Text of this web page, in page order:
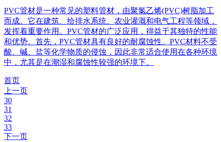
PVC管材是一种常见的塑料管材，由聚氯乙烯(PVC)树脂加工
而成。它在建筑、给排水系统、农业灌溉和电气工程等领域，
发挥着重要作用。PVC管材的广泛应用，得益于其独特的性能
和优势。首先，PVC管材具有良好的耐腐蚀性。PVC材料不受
酸、碱、盐等化学物质的侵蚀，因此非常适合使用在各种环境
中，尤其是在潮湿和腐蚀性较强的环境下。
首页
上一页
30
31
32
33
下一页